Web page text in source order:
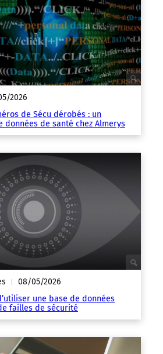
2026
de Sécu dérobés : un
données de santé chez Almerys
| 08/05/2026
une base de données
failles de sécurité